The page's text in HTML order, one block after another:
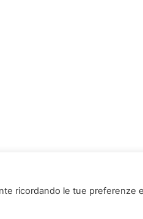
ricordando le tue preferenze